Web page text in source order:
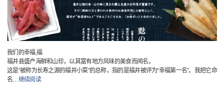
我们的幸福,福
福井县盛产海鲜和山珍，以其富有地方风味的美食而闻名。
这是“被称为长寿之源的福井小菜”的总称，指的是福井被评为“幸福第一名”。我把它命
名…继续阅读